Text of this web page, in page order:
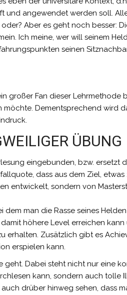
und angewendet werden soll.
Aber es geht noch besser:
Ich meine, wer will seinem
seinen
großer Fan dieser Lehrmethode
Dementsprechend wird
ÜBUNG
eingebunden, bzw. ersetzt
dass aus dem Ziel, etwas
entwickelt, sondern von
man die Rasse seines
höhere Level erreichen
erhalten. Zusätzlich gibt es
erspielen kann.
geht. Dabei steht nicht nur eine
kann, sondern auch tolle
drüber hinweg sehen, dass